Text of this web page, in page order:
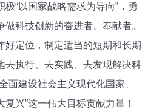
“以国家战略需求为导向”，勇
科技创新的奋进者、奉献者。
好定位，制定适当的短期和长期
去执行、去实践、去发现解决科
面建设社会主义现代化国家、
兴”这一伟大目标贡献力量！